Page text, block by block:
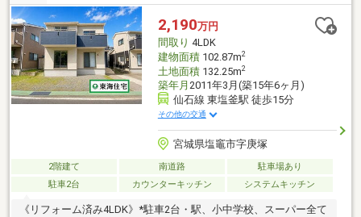
2,190万円
間取り 4LDK
建物面積102.87m2
土地面積132.25m2
築年月 2011年3月(築15年6ヶ月)
仙石線 東塩釜駅 徒歩15分
その他の交通
宮城県塩竈市字庚塚
2階建て 南道路
駐車場あり
駐車2台
カウンターキッチン システムキッチン
《リフォーム済み4LDK》*駐車2台・駅、小中学校、スーパー全て